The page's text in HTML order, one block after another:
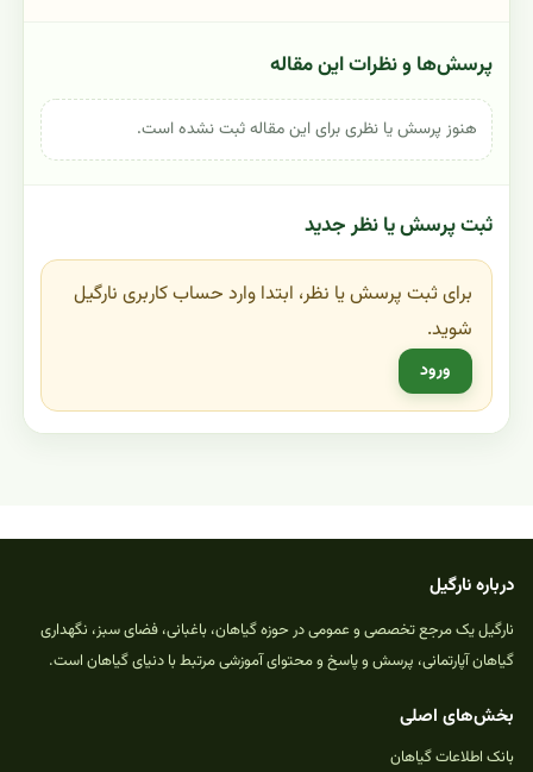
پرسش‌ها و نظرات این مقاله
هنوز پرسش یا نظری برای این مقاله ثبت نشده است.
ثبت پرسش یا نظر جدید
برای ثبت پرسش یا نظر، ابتدا وارد حساب کاربری نارگیل
شوید.
ورود
درباره نارگیل
نارگیل یک مرجع تخصصی و عمومی در حوزه گیاهان، باغبانی، فضای سبز، نگهداری
گیاهان آپارتمانی، پرسش و پاسخ و محتوای آموزشی مرتبط با دنیای گیاهان است.
بخش‌های اصلی
بانک اطلاعات گیاهان